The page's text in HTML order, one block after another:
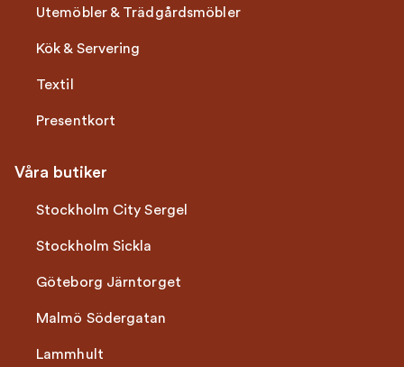
Utemöbler & Trädgårdsmöbler
Kök & Servering
Textil
Presentkort
Våra butiker
Stockholm City Sergel
Stockholm Sickla
Göteborg Järntorget
Malmö Södergatan
Lammhult